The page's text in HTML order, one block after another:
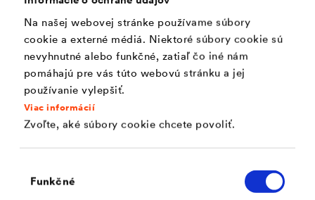
Na našej webovej stránke používame súbory
cookie a externé médiá. Niektoré súbory cookie sú
nevyhnutné alebo funkčné, zatiaľ čo iné nám
pomáhajú pre vás túto webovú stránku a jej
používanie vylepšiť.
Viac informácií
Zvoľte, aké súbory cookie chcete povoliť.
súhlasu
Funkčné
BodrumBodrum je jedinečný projekt v tureckom Egejskom